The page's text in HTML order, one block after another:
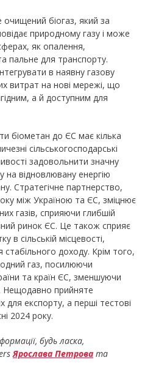
біогаз, який за
природному газу і може
як опалення,
пальне для транспорту.
в наявну газову
витрат на нові мережі, що
а й доступним для
біометан до ЄС має кілька
сільськогосподарські
задовольнити значну
на відновлювану енергію
Стратегічне партнерство,
між Україною та ЄС, зміцнює
газів, сприяючи глибшій
ринок ЄС. Це також сприяє
в сільській місцевості,
доходу. Крім того,
газ, посилюючи
та країн ЄС, зменшуючи
Нещодавно прийняте
експорту, а перші тестові
2024 року.
будь ласка,
Ярослава Петрова та